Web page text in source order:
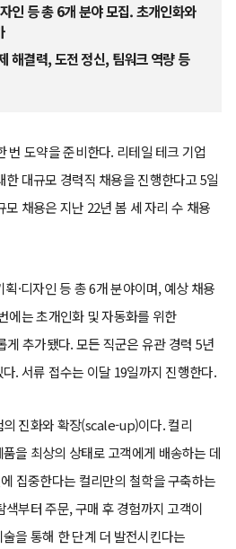
자인 등 총 6개 분야 모집. 초개인화와
해결력, 도전 정신, 팀워크 역량 등
번 도약을 준비한다. 리테일 테크 기업
대규모 경력직 채용을 진행한다고 5일
채용은 지난 22년 봄 세 자리 수 채용
획·디자인 등 총 6개 분야이며, 예상 채용
에는 초개인화 및 자동화를 위한
게 추가됐다. 모든 직군은 유관 경력 5년
. 서류 접수는 이달 19일까지 진행한다.
진화와 확장(scale-up)이다. 컬리
을 최상의 상태로 고객에게 배송하는 데
집중한다는 컬리만의 철학을 구축하는
부터 주문, 구매 후 경험까지 고객이
을 통해 한 단계 더 발전시킨다는